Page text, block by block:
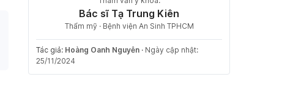
Bác sĩ Tạ Trung Kiên
Thẩm mỹ · Bệnh viện An Sinh TPHCM
Tác giả: Hoàng Oanh Nguyễn · Ngày cập nhật:
25/11/2024